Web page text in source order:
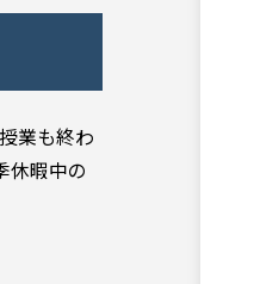
業も終わ
休暇中の